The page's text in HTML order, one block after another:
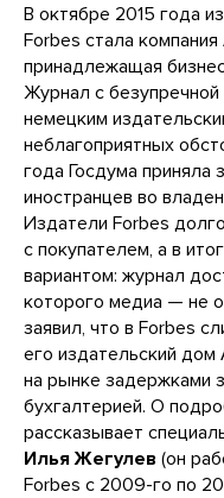
В октябре 2015 года
Forbes стала
принадлежащая
Журнал с
немецким
неблагоприятных
года Госдума приняла
иностранцев во
Издатели Forbes
с покупателем, а в
вариантом: журнал
которого медиа — не
заявил, что в Forbes
его издательский дом
на рынке задержками
бухгалтерией. О
рассказывает
Илья Жегулев (он
Forbes с 2009-го по